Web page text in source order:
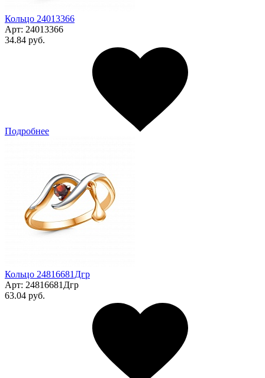
Кольцо 24013366
Арт: 24013366
34.84 руб.
Подробнее
Кольцо 24816681Дгр
Арт: 24816681Дгр
63.04 руб.